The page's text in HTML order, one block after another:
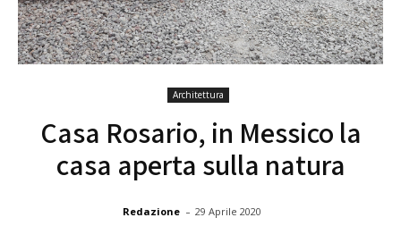
Architettura
Casa Rosario, in Messico la
casa aperta sulla natura
Redazione - 29 Aprile 2020